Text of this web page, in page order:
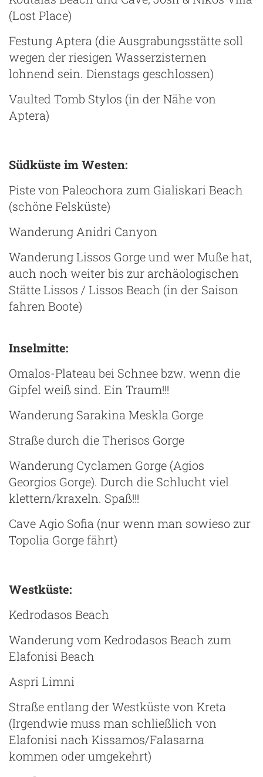
(Lost Place)
Festung Aptera (die Ausgrabungsstätte soll
wegen der riesigen Wasserzisternen
lohnend sein. Dienstags geschlossen)
Vaulted Tomb Stylos (in der Nähe von
Aptera)
Südküste im Westen:
Piste von Paleochora zum Gialiskari Beach
(schöne Felsküste)
Wanderung Anidri Canyon
Wanderung Lissos Gorge und wer Muße hat,
auch noch weiter bis zur archäologischen
Stätte Lissos / Lissos Beach (in der Saison
fahren Boote)
Inselmitte:
Omalos-Plateau bei Schnee bzw. wenn die
Gipfel weiß sind. Ein Traum!!!
Wanderung Sarakina Meskla Gorge
Straße durch die Therisos Gorge
Wanderung Cyclamen Gorge (Agios
Georgios Gorge). Durch die Schlucht viel
klettern/kraxeln. Spaß!!!
Cave Agio Sofia (nur wenn man sowieso zur
Topolia Gorge fährt)
Westküste:
Kedrodasos Beach
Wanderung vom Kedrodasos Beach zum
Elafonisi Beach
Aspri Limni
Straße entlang der Westküste von Kreta
(Irgendwie muss man schließlich von
Elafonisi nach Kissamos/Falasarna
kommen oder umgekehrt)